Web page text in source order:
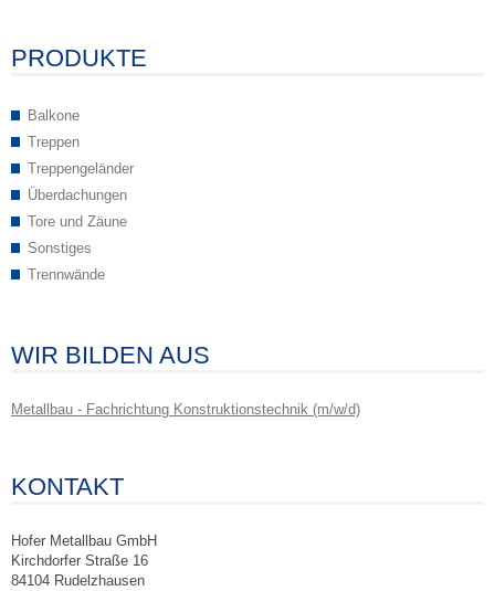
PRODUKTE
Balkone
Treppen
Treppengeländer
Überdachungen
Tore und Zäune
Sonstiges
Trennwände
WIR BILDEN AUS
Metallbau - Fachrichtung Konstruktionstechnik (m/w/d)
KONTAKT
Hofer Metallbau GmbH
Kirchdorfer Straße 16
84104 Rudelzhausen